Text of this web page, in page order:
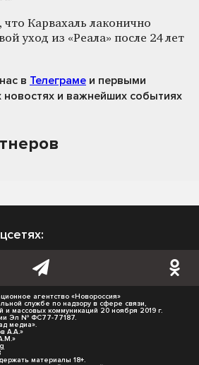
Карвахаль лаконично
уход из «Реала» после 24 лет
в Телеграме и первыми
новостях и важнейших событиях
агентство «Новороссия»
службе по надзору в сфере связи,
и массовых коммуникаций 20 ноября 2019 г.
Эл № ФС77-77187.
медиа».
А.А.»
материалы 18+.